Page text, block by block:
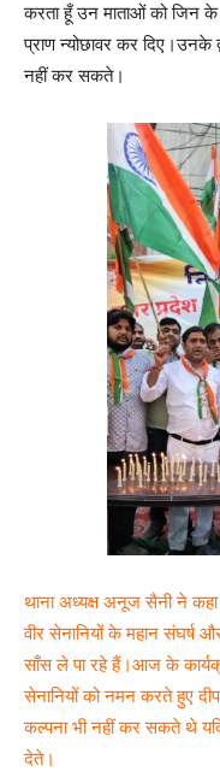
करता हूँ उन माताओं को जिन
प्राण न्योछावर कर दिए।उनके
नहीं कर सकते।
थाना अध्यक्ष अनूज सैनी ने कहा
वीर सेनानियों के महान
साँस ले पा रहे हैं।आज के
सेनानियों को नमन करते हुए
कल्पना भी नहीं कर सकते थे
देते।